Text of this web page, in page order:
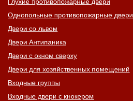
Однопольные противопожарные двери
Двери со львом
Двери Антипаника
Двери с окном сверху
Двери для хозяйственных помещений
Входные группы
Входные двери с кнокером